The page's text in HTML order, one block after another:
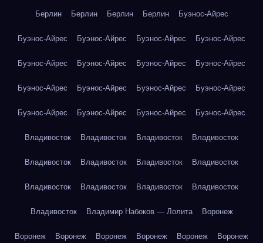
Берлин Берлин Берлин Берлин Буэнос-Айрес
Буэнос-Айрес Буэнос-Айрес Буэнос-Айрес Буэнос-Айрес
Буэнос-Айрес Буэнос-Айрес Буэнос-Айрес Буэнос-Айрес
Буэнос-Айрес Буэнос-Айрес Буэнос-Айрес Буэнос-Айрес
Буэнос-Айрес Буэнос-Айрес Буэнос-Айрес Буэнос-Айрес
Владивосток Владивосток Владивосток Владивосток
Владивосток Владивосток Владивосток Владивосток
Владивосток Владивосток Владивосток Владивосток
Владивосток Владимир Набоков — Лолита Воронеж
Воронеж Воронеж Воронеж Воронеж Воронеж Воронеж